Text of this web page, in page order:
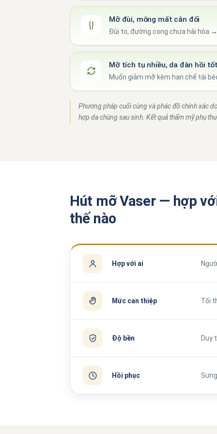
Mỡ đùi, mông mất cân đối
Đùi to, đường cong chưa hài hòa →
Mỡ tích tụ nhiều, da đàn hồi
Muốn giảm mỡ kèm hạn chế tái
Phương pháp cuối cùng và phác đồ chính xác
hợp da chùng sau sinh. Kết quả thẩm mỹ phụ
Hút mỡ Vaser — hợp
thế nào
Hợp với ai
Mức can thiệp Tối
Độ bền Duy
Hồi phục